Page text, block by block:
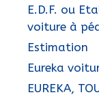
E.D.F. ou
voiture à
Estimation
Eureka
EUREKA,